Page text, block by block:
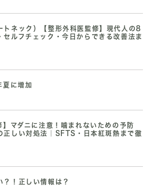
トネック）【整形外科医監修】現代人の8
セルフチェック・今日からできる改善法ま
に増加
マダニに注意！噛まれないための予防
正しい対処法｜SFTS・日本紅斑熱まで徹
？！正しい情報は？